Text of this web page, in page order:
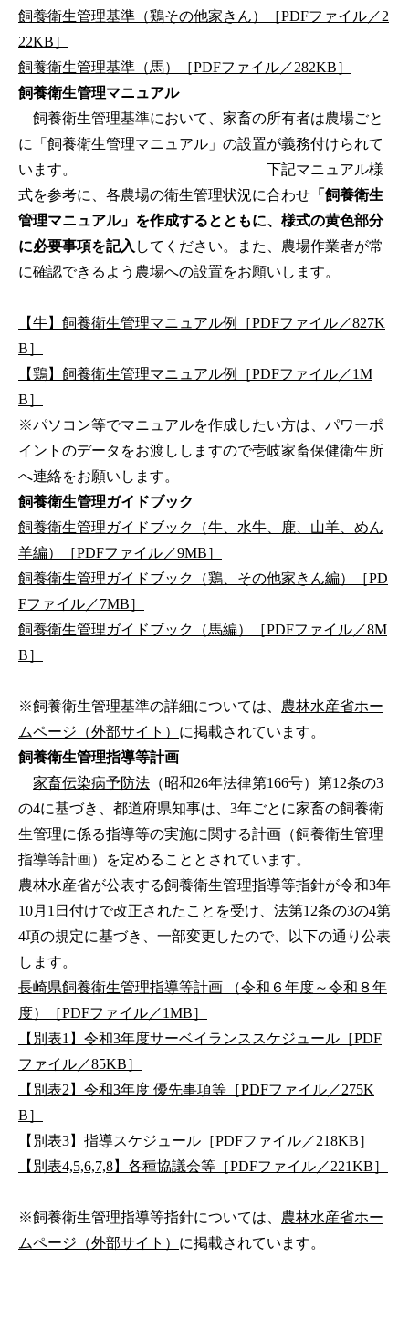
飼養衛生管理基準（鶏その他家きん）［PDFファイル／2
22KB］
飼養衛生管理基準（馬）［PDFファイル／282KB］
飼養衛生管理マニュアル
飼養衛生管理基準において、家畜の所有者は農場ごと
に「飼養衛生管理マニュアル」の設置が義務付けられて
います。 下記マニュアル様
式を参考に、各農場の衛生管理状況に合わせ 「飼養衛生
管理マニュアル」を作成するとともに、様式の黄色部分
に必要事項を記入 してください。また、農場作業者が常
に確認できるよう農場への設置をお願いします。
【牛】飼養衛生管理マニュアル例［PDFファイル／827K
B］
【鶏】飼養衛生管理マニュアル例［PDFファイル／1M
B］
※パソコン等でマニュアルを作成したい方は、パワーポ
イントのデータをお渡ししますので壱岐家畜保健衛生所
へ連絡をお願いします。
飼養衛生管理ガイドブック
飼養衛生管理ガイドブック（牛、水牛、鹿、山羊、めん
羊編）［PDFファイル／9MB］
飼養衛生管理ガイドブック（鶏、その他家きん編）［PD
Fファイル／7MB］
飼養衛生管理ガイドブック（馬編）［PDFファイル／8M
B］
※飼養衛生管理基準の詳細については、 農林水産省ホー
ムページ（外部サイト） に掲載されています。
飼養衛生管理指導等計画
家畜伝染病予防法 （昭和26年法律第166号）第12条の3
の4に基づき、都道府県知事は、3年ごとに家畜の飼養衛
生管理に係る指導等の実施に関する計画（飼養衛生管理
指導等計画）を定めることとされています。
農林水産省が公表する飼養衛生管理指導等指針が令和3年
10月1日付けで改正されたことを受け、法第12条の3の4第
4項の規定に基づき、一部変更したので、以下の通り公表
します。
長崎県飼養衛生管理指導等計画 （令和６年度～令和８年
度）［PDFファイル／1MB］
【別表1】令和3年度サーベイランススケジュール［PDF
ファイル／85KB］
【別表2】令和3年度 優先事項等［PDFファイル／275K
B］
【別表3】指導スケジュール［PDFファイル／218KB］
【別表4,5,6,7,8】各種協議会等［PDFファイル／221KB］
※飼養衛生管理指導等指針については、 農林水産省ホー
ムページ（外部サイト） に掲載されています。